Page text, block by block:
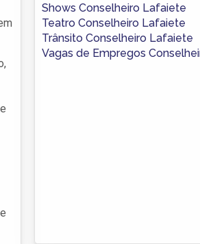
Shows Conselheiro Lafaiete
Teatro Conselheiro Lafaiete
Trânsito Conselheiro Lafaiete
Vagas de Empregos